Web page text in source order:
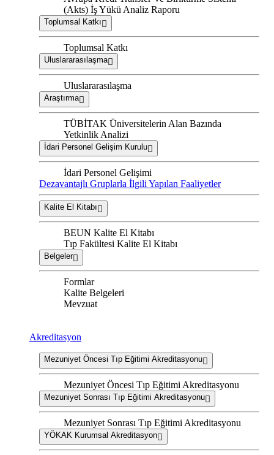
(Akts) İş Yükü Analiz Raporu
Toplumsal Katkı
Toplumsal Katkı
Uluslararasılaşma
Uluslararasılaşma
Araştırma
TÜBİTAK Üniversitelerin Alan Bazında
Yetkinlik Analizi
İdari Personel Gelişim Kurulu
İdari Personel Gelişimi
Dezavantajlı Gruplarla İlgili Yapılan Faaliyetler
Kalite El Kitabı
BEUN Kalite El Kitabı
Tıp Fakültesi Kalite El Kitabı
Belgeler
Formlar
Kalite Belgeleri
Mevzuat
Akreditasyon
Mezuniyet Öncesi Tıp Eğitimi Akreditasyonu
Mezuniyet Öncesi Tıp Eğitimi Akreditasyonu
Mezuniyet Sonrası Tıp Eğitimi Akreditasyonu
Mezuniyet Sonrası Tıp Eğitimi Akreditasyonu
YÖKAK Kurumsal Akreditasyon